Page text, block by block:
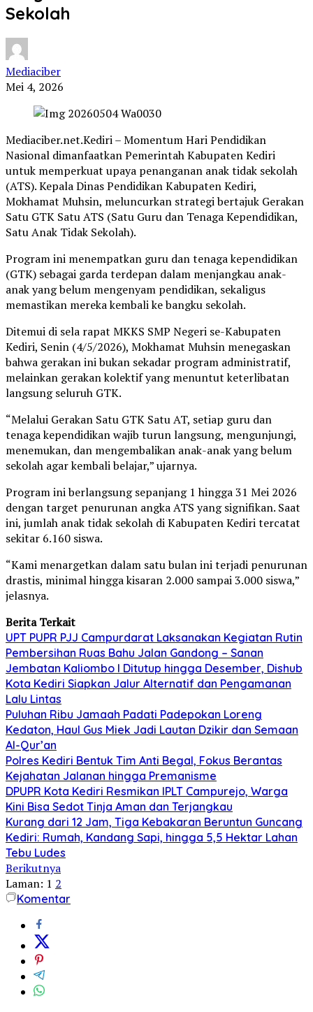
Sekolah
Mediaciber
Mei 4, 2026
Mediaciber.net.Kediri – Momentum Hari Pendidikan
Nasional dimanfaatkan Pemerintah Kabupaten Kediri
untuk memperkuat upaya penanganan anak tidak sekolah
(ATS). Kepala Dinas Pendidikan Kabupaten Kediri,
Mokhamat Muhsin, meluncurkan strategi bertajuk Gerakan
Satu GTK Satu ATS (Satu Guru dan Tenaga Kependidikan,
Satu Anak Tidak Sekolah).
Program ini menempatkan guru dan tenaga kependidikan
(GTK) sebagai garda terdepan dalam menjangkau anak-
anak yang belum mengenyam pendidikan, sekaligus
memastikan mereka kembali ke bangku sekolah.
Ditemui di sela rapat MKKS SMP Negeri se-Kabupaten
Kediri, Senin (4/5/2026), Mokhamat Muhsin menegaskan
bahwa gerakan ini bukan sekadar program administratif,
melainkan gerakan kolektif yang menuntut keterlibatan
langsung seluruh GTK.
“Melalui Gerakan Satu GTK Satu AT, setiap guru dan
tenaga kependidikan wajib turun langsung, mengunjungi,
menemukan, dan mengembalikan anak-anak yang belum
sekolah agar kembali belajar,” ujarnya.
Program ini berlangsung sepanjang 1 hingga 31 Mei 2026
dengan target penurunan angka ATS yang signifikan. Saat
ini, jumlah anak tidak sekolah di Kabupaten Kediri tercatat
sekitar 6.160 siswa.
“Kami menargetkan dalam satu bulan ini terjadi penurunan
drastis, minimal hingga kisaran 2.000 sampai 3.000 siswa,”
jelasnya.
Berita Terkait
UPT PUPR PJJ Campurdarat Laksanakan Kegiatan Rutin
Pembersihan Ruas Bahu Jalan Gandong – Sanan
Jembatan Kaliombo I Ditutup hingga Desember, Dishub
Kota Kediri Siapkan Jalur Alternatif dan Pengamanan
Lalu Lintas
Puluhan Ribu Jamaah Padati Padepokan Loreng
Kedaton, Haul Gus Miek Jadi Lautan Dzikir dan Semaan
Al-Qur’an
Polres Kediri Bentuk Tim Anti Begal, Fokus Berantas
Kejahatan Jalanan hingga Premanisme
DPUPR Kota Kediri Resmikan IPLT Campurejo, Warga
Kini Bisa Sedot Tinja Aman dan Terjangkau
Kurang dari 12 Jam, Tiga Kebakaran Beruntun Guncang
Kediri: Rumah, Kandang Sapi, hingga 5,5 Hektar Lahan
Tebu Ludes
Berikutnya
Laman: 1 2
Komentar